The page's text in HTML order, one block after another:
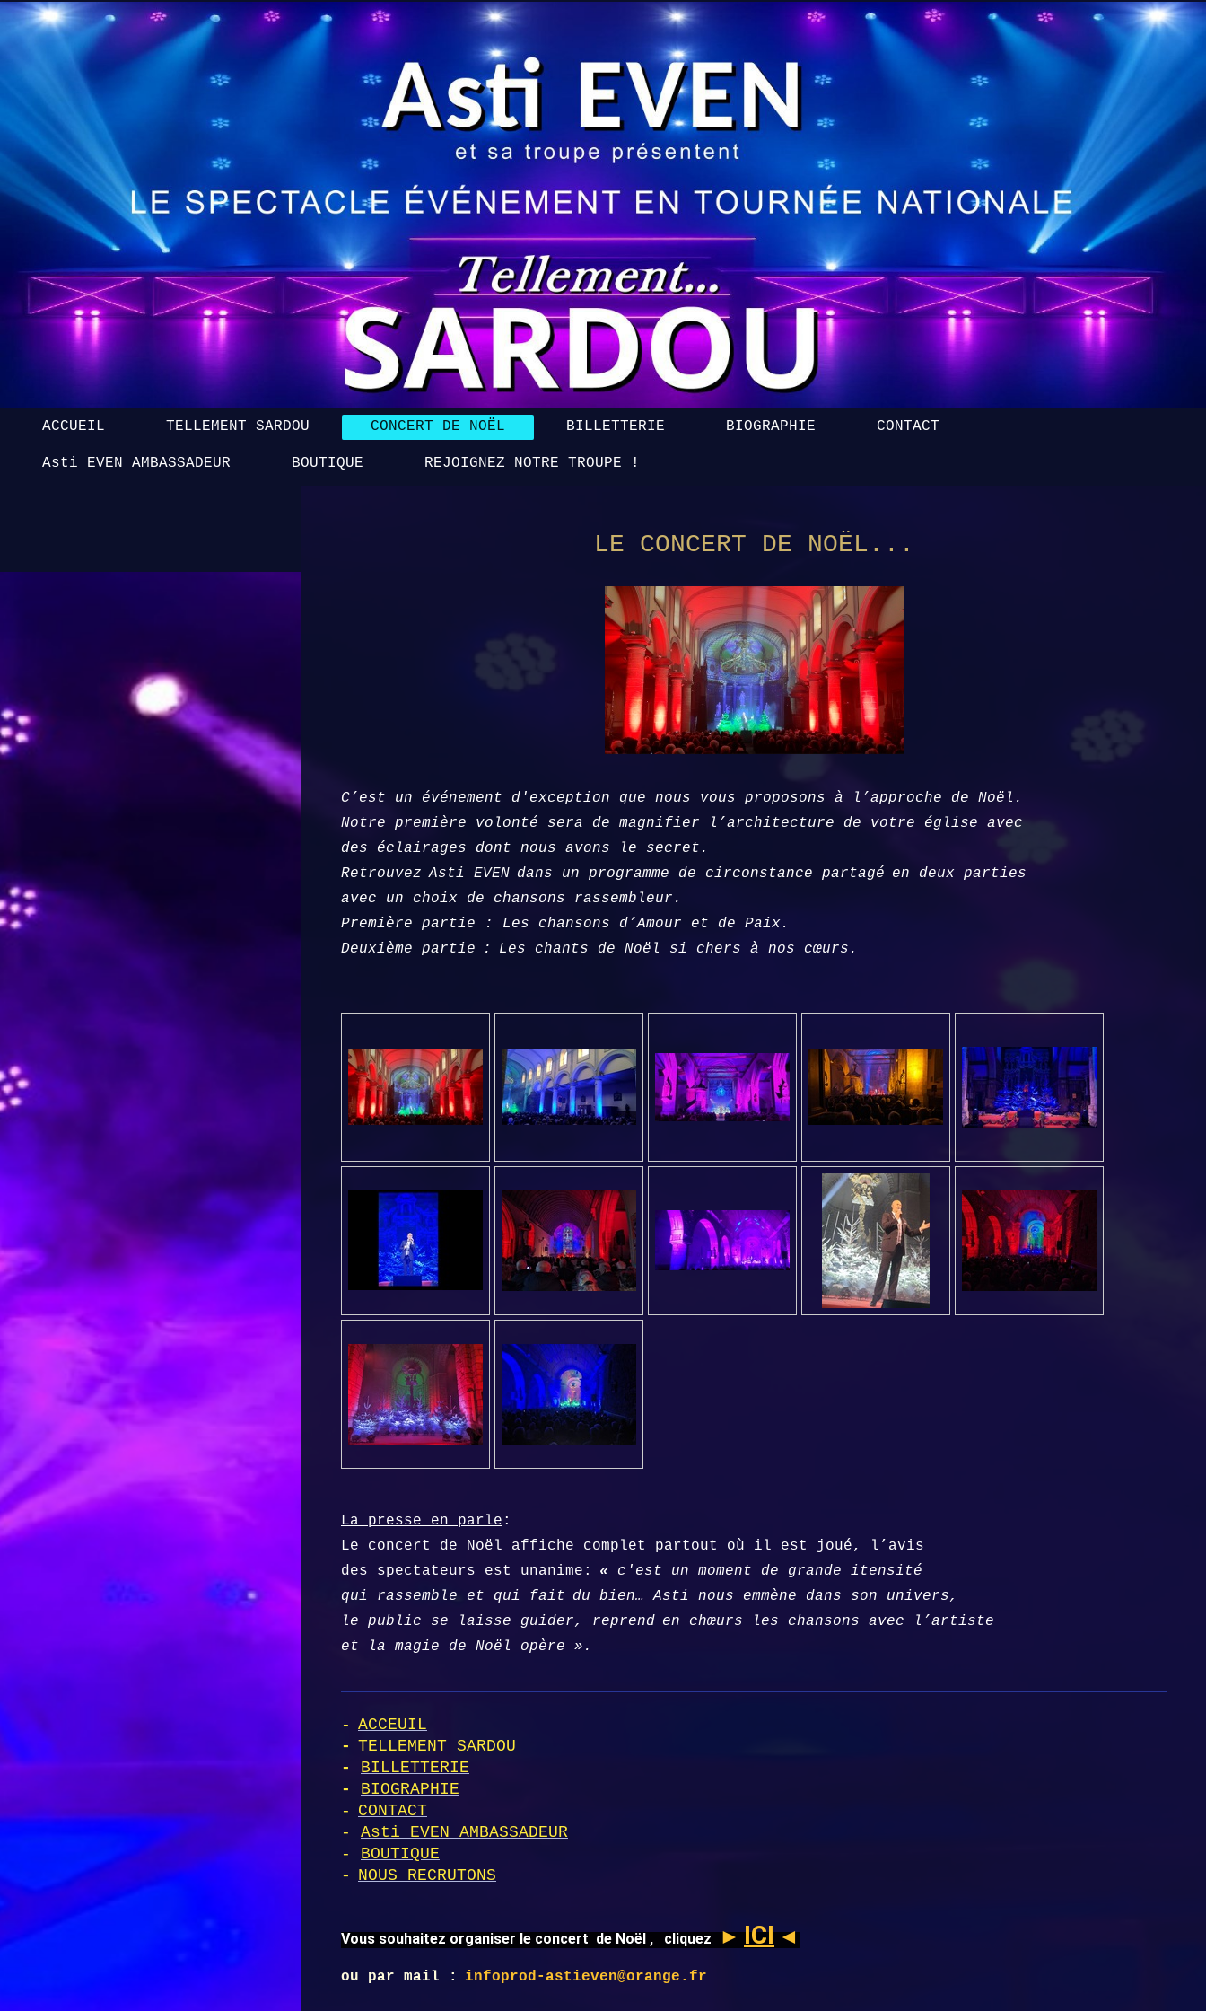
ACCUEIL TELLEMENT SARDOU CONCERT DE NOËL BILLETTERIE BIOGRAPHIE CONTACT
Asti EVEN AMBASSADEUR BOUTIQUE REJOIGNEZ NOTRE TROUPE !
LE CONCERT DE NOËL...
C’est un événement d'exception que nous vous proposons à l’approche de Noël.
Notre première volonté sera de magnifier l’architecture de votre église avec
des éclairages dont nous avons le secret.
Retrouvez Asti EVEN dans un programme de circonstance partagé en deux parties
avec un choix de chansons rassembleur.
Première partie : Les chansons d’Amour et de Paix.
Deuxième partie
: Les chants de Noël si chers à nos cœurs.
La presse en parle :
Le concert de Noël affiche complet partout où il est joué, l’avis
des spectateurs est unanime:
« c'est un moment de grande itensité
qui rassemble et qui fait du bien… Asti nous emmène dans son univers,
le public se laisse guider, reprend en chœurs les chansons avec l’artiste
et la magie de Noël opère ».
- ACCEUIL
- TELLEMENT SARDOU
-
BILLETTERIE
-
BIOGRAPHIE
- CONTACT
-
Asti EVEN AMBASSADEUR
-
BOUTIQUE
- NOUS RECRUTONS
Vous souhaitez organiser le concert de Noël , cliquez ►ICI◄
ou par mail : infoprod-astieven@orange.fr